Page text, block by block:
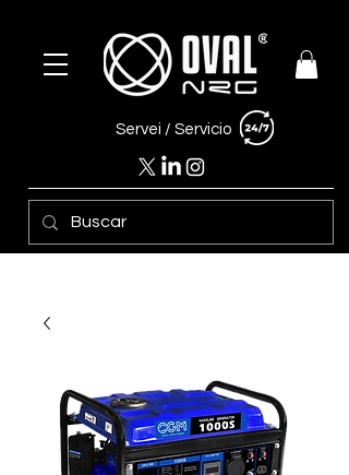
Servei / Servicio